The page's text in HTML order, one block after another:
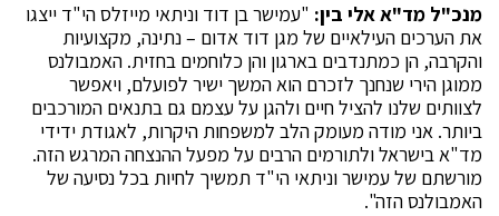
מנכ"ל מד"א אלי בין: "עמישר בן דוד וניתאי מייזלס הי"ד ייצגו
את הערכים העילאיים של מגן דוד אדום – נתינה, מקצועיות
והקרבה, הן כמתנדבים בארגון והן כלוחמים בחזית. האמבולנס
ממוגן הירי שנחנך לזכרם הוא המשך ישיר לפועלם, ויאפשר
לצוותים שלנו להציל חיים ולהגן על עצמם גם בתנאים המורכבים
ביותר. אני מודה מעומק הלב למשפחות היקרות, לאגודת ידידי
מד"א בישראל ולתורמים הרבים על מפעל ההנצחה המרגש הזה.
מורשתם של עמישר וניתאי הי"ד תמשיך לחיות בכל נסיעה של
האמבולנס הזה".